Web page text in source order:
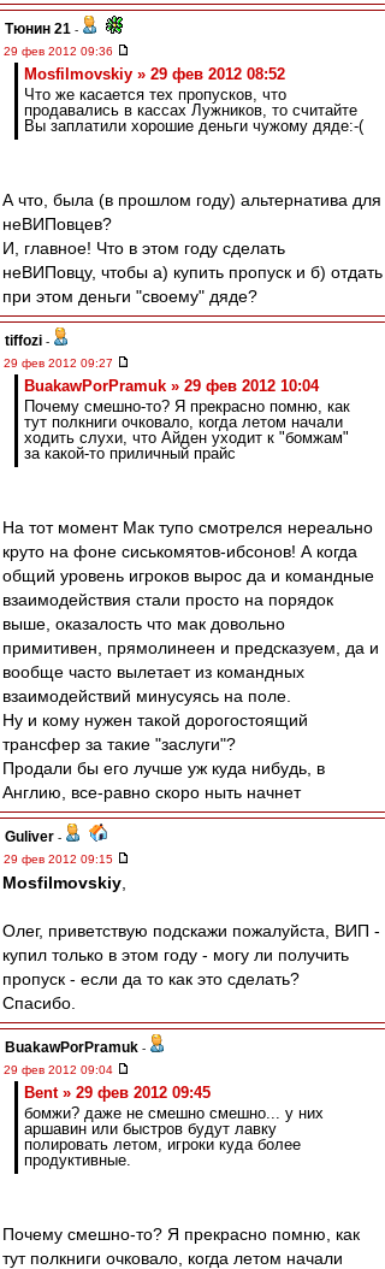
Тюнин 21 -
29 фев 2012 09:36
Mosfilmovskiy » 29 фев 2012 08:52
Что же касается тех пропусков, что
продавались в кассах Лужников, то считайте
Вы заплатили хорошие деньги чужому дяде:-(
А что, была (в прошлом году) альтернатива для
неВИПовцев?
И, главное! Что в этом году сделать
неВИПовцу, чтобы а) купить пропуск и б) отдать
при этом деньги "своему" дяде?
tiffozi -
29 фев 2012 09:27
BuakawPorPramuk » 29 фев 2012 10:04
Почему смешно-то? Я прекрасно помню, как
тут полкниги очковало, когда летом начали
ходить слухи, что Айден уходит к "бомжам"
за какой-то приличный прайс
На тот момент Мак тупо смотрелся нереально
круто на фоне сиськомятов-ибсонов! А когда
общий уровень игроков вырос да и командные
взаимодействия стали просто на порядок
выше, оказалость что мак довольно
примитивен, прямолинеен и предсказуем, да и
вообще часто вылетает из командных
взаимодействий минусуясь на поле.
Ну и кому нужен такой дорогостоящий
трансфер за такие "заслуги"?
Продали бы его лучше уж куда нибудь, в
Англию, все-равно скоро ныть начнет
Guliver -
29 фев 2012 09:15
Mosfilmovskiy
Олег, приветствую подскажи пожалуйста, ВИП -
купил только в этом году - могу ли получить
пропуск - если да то как это сделать?
Спасибо.
BuakawPorPramuk -
29 фев 2012 09:04
Bent » 29 фев 2012 09:45
бомжи? даже не смешно смешно... у них
аршавин или быстров будут лавку
полировать летом, игроки куда более
продуктивные.
Почему смешно-то? Я прекрасно помню, как
тут полкниги очковало, когда летом начали